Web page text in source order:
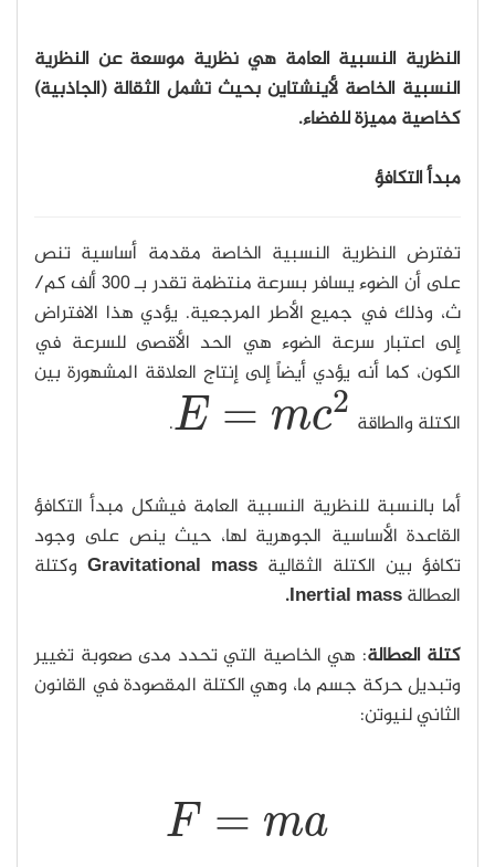
النظرية النسبية العامة هي نظرية موسعة عن النظرية
النسبية الخاصة لأينشتاين بحيث تشمل الثقالة (الجاذبية)
كخاصية مميزة للفضاء.
مبدأ التكافؤ
تفترض النظرية النسبية الخاصة مقدمة أساسية تنص
على أن الضوء يسافر بسرعة منتظمة تقدر بـ 300 ألف كم/
ث، وذلك في جميع الأطر المرجعية. يؤدي هذا الافتراض
إلى اعتبار سرعة الضوء هي الحد الأقصى للسرعة في
الكون، كما أنه يؤدي أيضاً إلى إنتاج العلاقة المشهورة بين
الكتلة والطاقة
E = mc2
E=m 2
.
أما بالنسبة للنظرية النسبية العامة فيشكل مبدأ التكافؤ
القاعدة الأساسية الجوهرية لها، حيث ينص على وجود
تكافؤ بين الكتلة الثقالية Gravitational mass وكتلة
العطالةInertial mass.
كتلة العطالة: هي الخاصية التي تحدد مدى صعوبة تغيير
وتبديل حركة جسم ما، وهي الكتلة المقصودة في القانون
الثاني لنيوتن:
F = ma
F=m